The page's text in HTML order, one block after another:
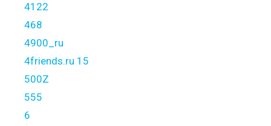
4122
468
4900_ru
4friends.ru 15
500Z
555
6